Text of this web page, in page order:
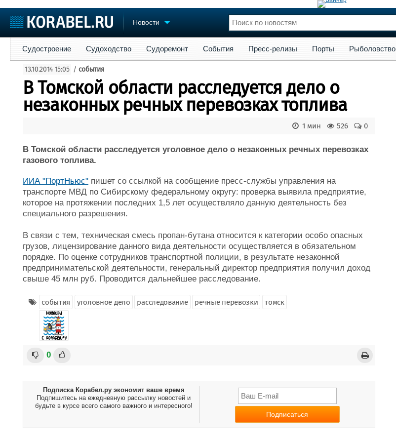
Новости
Судостроение
Пульс
Новости
Репутация
Журнал
Реклама
Торговая площадка
Доска объявлений
Продажа флота
Изделия
Конференции
Личности
Флот
Форум
Отзывы
Все службы
Судостроение Судоходство Судоремонт События Пресс-релизы Порты Рыболовство
13.10.2014 15:05 / события
В Томской области расследуется дело о
незаконных речных перевозках топлива
0
526
1 мин
В Томской области расследуется уголовное дело о незаконных речных перевозках
газового топлива.
ИИА "ПортНьюс" пишет со ссылкой на сообщение пресс-службы управления на
транспорте МВД по Сибирскому федеральному округу: проверка выявила предприятие,
которое на протяжении последних 1,5 лет осуществляло данную деятельность без
специального разрешения.
В связи с тем, техническая смесь пропан-бутана относится к категории особо опасных
грузов, лицензирование данного вида деятельности осуществляется в обязательном
порядке. По оценке сотрудников транспортной полиции, в результате незаконной
предпринимательской деятельности, генеральный директор предприятия получил доход
свыше 45 млн руб. Проводится дальнейшее расследование.
события уголовное дело расследование речные перевозки томск
0
Подписка Корабел.ру экономит ваше время
Подпишитесь на ежедневную рассылку новостей и
будьте в курсе всего самого важного и интересного!